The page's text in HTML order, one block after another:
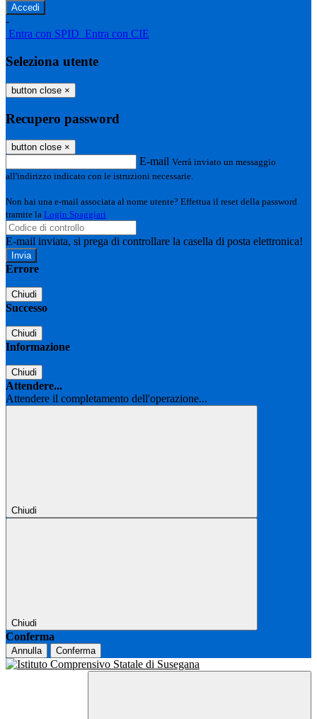
-
Entra con SPID Entra con CIE
Seleziona utente
button close ×
Recupero password
button close ×
E-mail Verrà inviato un messaggio
all'indirizzo indicato con le istruzioni necessarie.
Non hai una e-mail associata al nome utente? Effettua il reset della password
tramite la Login Spaggiari
E-mail inviata, si prega di controllare la casella di posta elettronica!
Errore
Chiudi
Successo
Chiudi
Informazione
Chiudi
Attendere...
Attendere il completamento dell'operazione...
Chiudi
Chiudi
Conferma
Annulla Conferma